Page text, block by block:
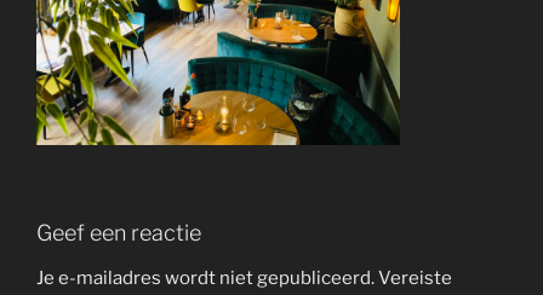
Geef een reactie
Je e-mailadres wordt niet gepubliceerd.Vereiste